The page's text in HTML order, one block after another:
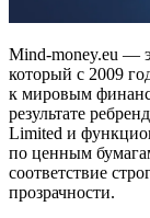
Mind-money.eu —
который с 2009
к мировым
результате
Limited и
по ценным
соответствие
прозрачности.